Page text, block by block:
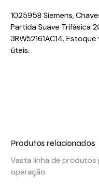
1025958 Siemens,
Partida Suave Trifásica
3RW52161AC14.
úteis.
Produtos relacionados
Vasta linha de
operação.